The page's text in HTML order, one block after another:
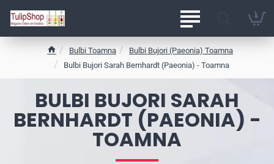
BULBI BUJORI SARAH
BERNHARDT (PAEONIA) -
TOAMNA
o
e
Bulbi Toamna
Bulbi Bujori (Paeonia) Toamna
Bulbi Bujori Sarah Bernhardt (Paeonia) - Toamna